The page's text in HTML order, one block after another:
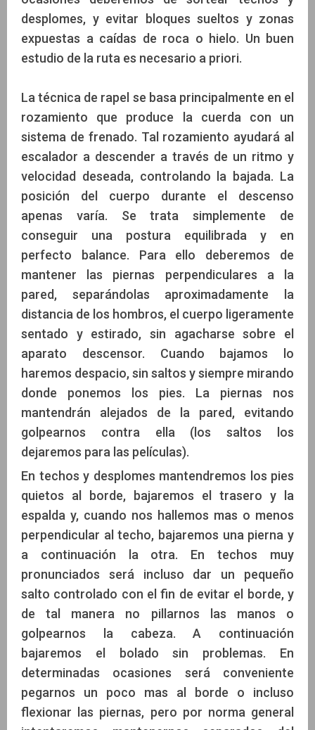
desplomes, y evitar bloques sueltos y zonas
expuestas a caídas de roca o hielo. Un buen
estudio de la ruta es necesario a priori.
La técnica de rapel se basa principalmente en el
rozamiento que produce la cuerda con un
sistema de frenado. Tal rozamiento ayudará al
escalador a descender a través de un ritmo y
velocidad deseada, controlando la bajada. La
posición del cuerpo durante el descenso
apenas varía. Se trata simplemente de
conseguir una postura equilibrada y en
perfecto balance. Para ello deberemos de
mantener las piernas perpendiculares a la
pared, separándolas aproximadamente la
distancia de los hombros, el cuerpo ligeramente
sentado y estirado, sin agacharse sobre el
aparato descensor. Cuando bajamos lo
haremos despacio, sin saltos y siempre mirando
donde ponemos los pies. La piernas nos
mantendrán alejados de la pared, evitando
golpearnos contra ella (los saltos los
dejaremos para las películas).
En techos y desplomes mantendremos los pies
quietos al borde, bajaremos el trasero y la
espalda y, cuando nos hallemos mas o menos
perpendicular al techo, bajaremos una pierna y
a continuación la otra. En techos muy
pronunciados será incluso dar un pequeño
salto controlado con el fin de evitar el borde, y
de tal manera no pillarnos las manos o
golpearnos la cabeza. A continuación
bajaremos el bolado sin problemas. En
determinadas ocasiones será conveniente
pegarnos un poco mas al borde o incluso
flexionar las piernas, pero por norma general